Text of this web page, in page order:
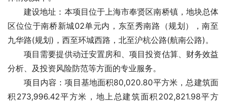
建设地址：本项目位于上海市奉贤区南桥镇，地块总体
区位位于南桥新城02单元内，东至秀南路（规划），南至
九华路(规划)，西至环城西路，北至沪杭公路(航南公路)。
项目需要提供动迁安置房和、项目投资估算、财务效益
分析、 及投资风险防范等方面的专业服务。
项目内容：项目基地面积80,020.80平方米，总建筑面
积273,996.42平方米，地上总建筑面积202,821.98平方